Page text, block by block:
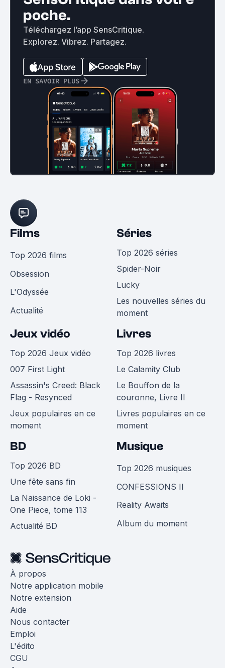
poche.
Téléchargez l’app SensCritique.
Explorez. Vibrez. Partagez.
EN SAVOIR PLUS
Films
Top 2026 films
Obsession
L'Odyssée
Actualité
Séries
Top 2026 séries
Spider-Noir
Lucky
Les nouvelles séries du
moment
Jeux vidéo
Top 2026 Jeux vidéo
007 First Light
Assassin's Creed: Black
Flag - Resynced
Jeux populaires en ce
moment
Livres
Top 2026 livres
Le Calamity Club
Le Bouffon de la
couronne, Livre II
Livres populaires en ce
moment
BD
Top 2026 BD
Une fête sans fin
La Naissance de Loki -
One Piece, tome 113
Actualité BD
Musique
Top 2026 musiques
CONFESSIONS II
Reality Awaits
Album du moment
À propos
Notre application mobile
Notre extension
Aide
Nous contacter
Emploi
L'édito
CGU